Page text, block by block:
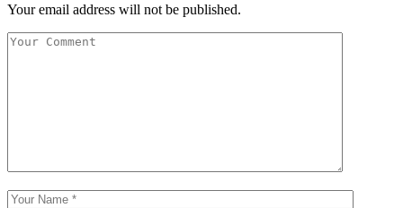
Your email address will not be published.